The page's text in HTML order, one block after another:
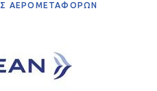
ΑΕΡΟΜΕΤΑΦΟΡΩΝ